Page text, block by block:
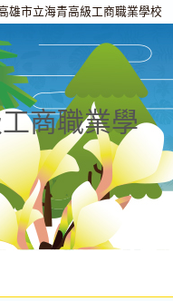
雄市立海青高級工商職業學校
商職業學